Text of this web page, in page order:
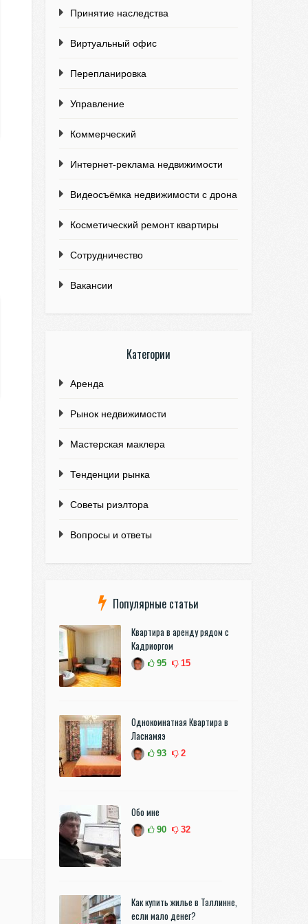
Принятие наследства
Виртуальный офис
Перепланировка
Управление
Коммерческий
Интернет-реклама недвижимости
Видеосъёмка недвижимости с дрона
Косметический ремонт квартиры
Сотрудничество
Вакансии
Категории
Аренда
Рынок недвижимости
Мастерская маклера
Тенденции рынка
Советы риэлтора
Вопросы и ответы
Популярные статьи
Квартира в аренду рядом с
Кадриоргом
95 15
Однокомнатная Квартира в
Ласнамяэ
93 2
Обо мне
90 32
Как купить жилье в Таллинне,
если мало денег?